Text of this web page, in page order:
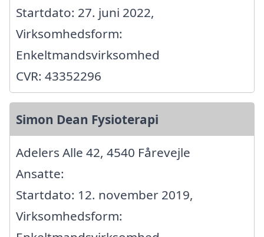
Startdato: 27. juni 2022,
Virksomhedsform:
Enkeltmandsvirksomhed
CVR: 43352296
Simon Dean Fysioterapi
Adelers Alle 42, 4540 Fårevejle
Ansatte:
Startdato: 12. november 2019,
Virksomhedsform: